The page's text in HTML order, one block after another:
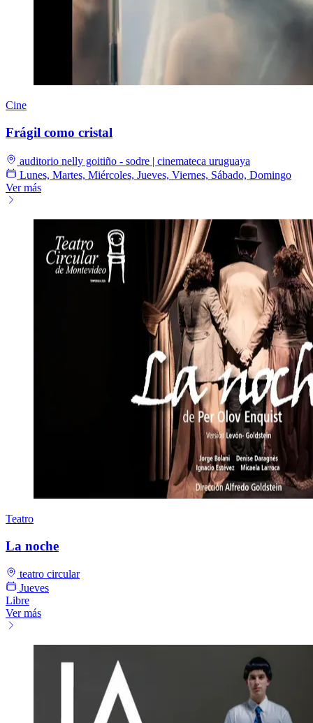
Cine
Frágil como cristal
auditorio nelly goitiño - sodre | cinemateca uruguaya
Lunes, Martes, Miércoles, Jueves, Viernes, Sábado, Domingo
Ver más
Teatro
La noche
teatro circular
Jueves
Libre
Ver más